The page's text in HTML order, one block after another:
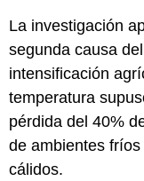
La investigación
segunda causa
intensificación
temperatura
pérdida del 40%
de ambientes
cálidos.